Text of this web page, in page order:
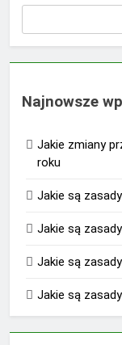
Najnowsze
Jakie zmiany
roku
Jakie są
Jakie są
Jakie są
Jakie są